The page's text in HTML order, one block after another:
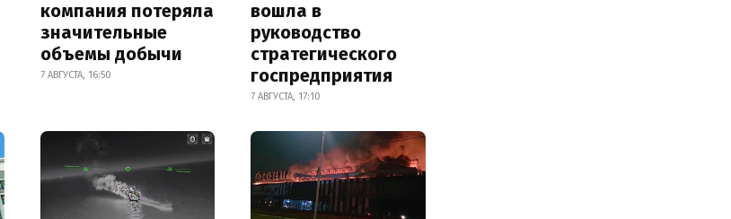
компания потеряла
значительные
объемы добычи
7 АВГУСТА, 16:50
вошла в
руководство
стратегического
госпредприятия
7 АВГУСТА, 17:10